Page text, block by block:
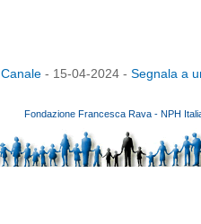
Canale - 15-04-2024 - Segnala a
Fondazione Francesca Rava - NPH